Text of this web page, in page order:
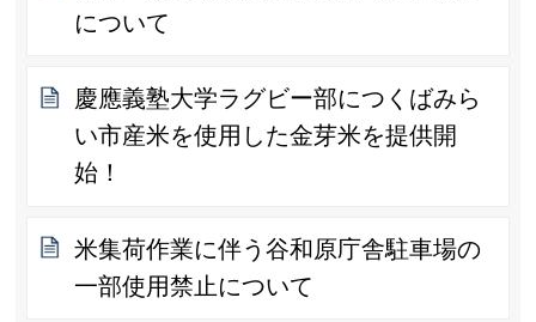
について
慶應義塾大学ラグビー部につくばみら
い市産米を使用した金芽米を提供開
始！
米集荷作業に伴う谷和原庁舎駐車場の
一部使用禁止について